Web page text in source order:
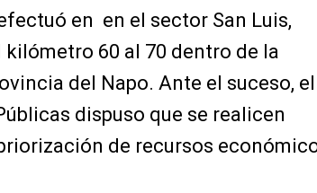
en en el sector San Luis,
60 al 70 dentro de la
del Napo. Ante el suceso, el
dispuso que se realicen
de recursos